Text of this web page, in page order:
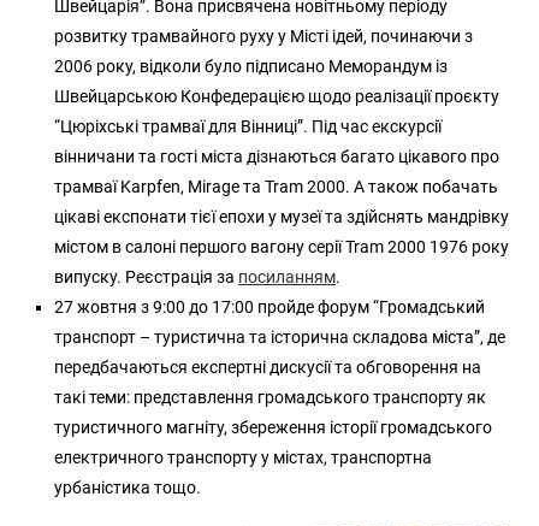
Швейцарія”. Вона присвячена новітньому періоду
розвитку трамвайного руху у Місті ідей, починаючи з
2006 року, відколи було підписано Меморандум із
Швейцарською Конфедерацією щодо реалізації проєкту
“Цюріхські трамваї для Вінниці”. Під час екскурсії
вінничани та гості міста дізнаються багато цікавого про
трамваї Karpfen, Mirage та Tram 2000. А також побачать
цікаві експонати тієї епохи у музеї та здійснять мандрівку
містом в салоні першого вагону серії Tram 2000 1976 року
випуску. Реєстрація за посиланням.
27 жовтня з 9:00 до 17:00 пройде форум “Громадський
транспорт – туристична та історична складова міста”, де
передбачаються експертні дискусії та обговорення на
такі теми: представлення громадського транспорту як
туристичного магніту, збереження історії громадського
електричного транспорту у містах, транспортна
урбаністика тощо.